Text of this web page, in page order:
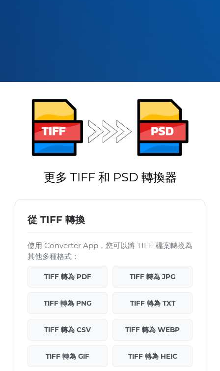
更多 TIFF 和 PSD 轉換器
從 TIFF 轉換
使用 Converter App，您可以將 TIFF 檔案轉換為
其他多種格式：
TIFF 轉為 PDF TIFF 轉為 JPG
TIFF 轉為 PNG TIFF 轉為 TXT
TIFF 轉為 CSV TIFF 轉為 WEBP
TIFF 轉為 GIF TIFF 轉為 HEIC